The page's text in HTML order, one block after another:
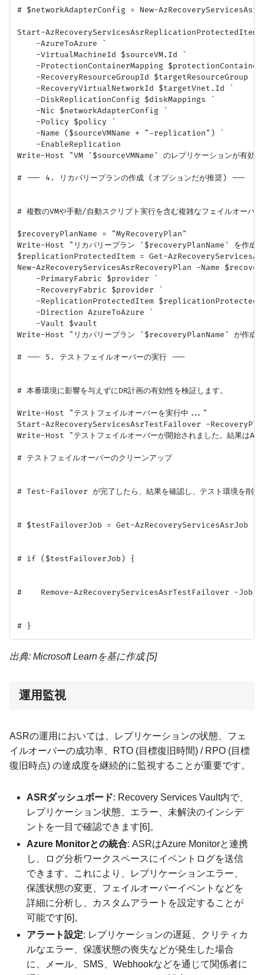
# $networkAdapterConfig = New-
Start-AzRecoveryServicesAsrReplicationProtectedItem
    -AzureToAzure `
    -VirtualMachineId $sourceVM.Id `
-ProtectionContainerMapping
    -RecoveryResourceGroupId $targetResourceGroup `
    -RecoveryVirtualNetworkId $targetVnet.Id `
    -DiskReplicationConfig $diskMappings `
    -Nic $networkAdapterConfig `
    -Policy $policy `
    -Name ($sourceVMName + "-replication") `
    -EnableReplication
Write-Host "VM '$sourceVMName' のレプリケーションが有効化
# --- 4. リカバリープランの作成 (オプションだが推奨) ---
# 複数のVMや手動/自動スクリプト実行を含む複雑なフェイルオーバ
$recoveryPlanName = "MyRecoveryPlan"
Write-Host "リカバリープラン '$recoveryPlanName' を作
$replicationProtectedItem = Get-
New-AzRecoveryServicesAsrRecoveryPlan -Name
    -PrimaryFabric $provider `
    -RecoveryFabric $provider `
-ReplicationProtectedItem
    -Direction AzureToAzure `
    -Vault $vault
Write-Host "リカバリープラン '$recoveryPlanName' が作成さ
# --- 5. テストフェイルオーバーの実行 ---
# 本番環境に影響を与えずにDR計画の有効性を検証します。
Write-Host "テストフェイルオーバーを実行中..."
Start-AzRecoveryServicesAsrTestFailover -
Write-Host "テストフェイルオーバーが開始されました。結果は
# テストフェイルオーバーのクリーンアップ
# Test-Failover が完了したら、結果を確認し、テスト環境を削除
# $testFailoverJob = Get-
# if ($testFailoverJob) {
#    Remove-AzRecoveryServicesAsrTestFailover -
出典: Microsoft Learnを基に作成 [5]
運用監視
ASRの運用においては、レプリケーションの状態、フェ
イルオーバーの成功率、RTO (目標復旧時間) / RPO (目標
復旧時点) の達成度を継続的に監視することが重要です。
ASRダッシュボード: Recovery Services Vault内で、
レプリケーション状態、エラー、未解決のインシデ
ントを一目で確認できます[6]。
Azure Monitorとの統合: ASRはAzure Monitorと連携
し、ログ分析ワークスペースにイベントログを送信
できます。これにより、レプリケーションエラー、
保護状態の変更、フェイルオーバーイベントなどを
詳細に分析し、カスタムアラートを設定することが
可能です[6]。
アラート設定: レプリケーションの遅延、クリティカ
ルなエラー、保護状態の喪失などが発生した場合
に、メール、SMS、Webhookなどを通じて関係者に